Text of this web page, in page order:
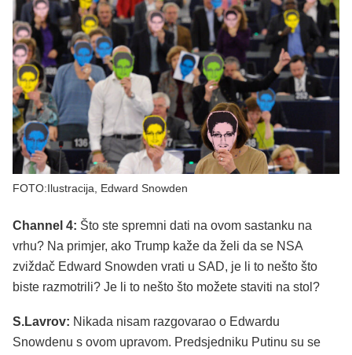
FOTO:Ilustracija, Edward Snowden
Channel 4: Što ste spremni dati na ovom sastanku na
vrhu? Na primjer, ako Trump kaže da želi da se NSA
zviždač Edward Snowden vrati u SAD, je li to nešto što
biste razmotrili? Je li to nešto što možete staviti na stol?
S.Lavrov: Nikada nisam razgovarao o Edwardu
Snowdenu s ovom upravom. Predsjedniku Putinu su se